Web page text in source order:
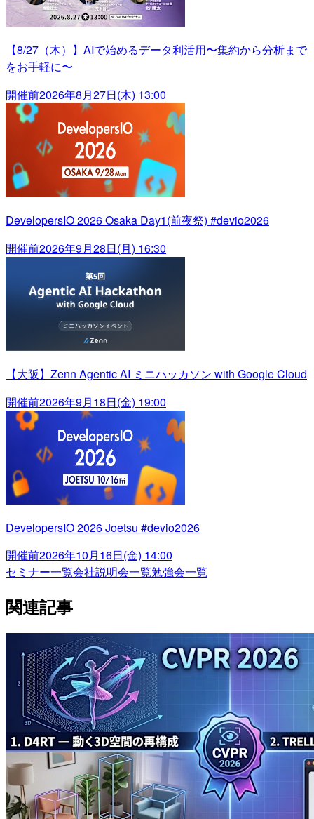
【8/27（木）】AIで始めるデータ利活用〜集約から分析まで
をお手軽に〜
開催前2026年8月27日(木) 13:00
DevelopersIO 2026 Osaka Day1(前夜祭) #devio2026
開催前2026年9月28日(月) 16:30
【大阪】Zenn Agentic AI ミニハッカソン with Google Cloud
開催前2026年9月18日(金) 19:00
DevelopersIO 2026 Joetsu #devio2026
開催前2026年10月16日(金) 14:00
セミナー一覧会社説明会一覧勉強会一覧
関連記事